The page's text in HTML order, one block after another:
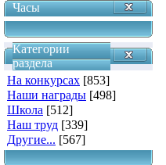
Часы
Категории
раздела
На конкурсах [853]
Наши награды [498]
Школа [512]
Наш труд [339]
Другие... [567]